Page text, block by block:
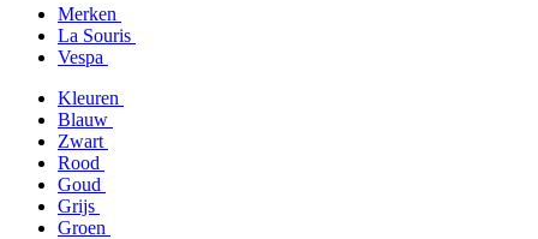
Merken
La Souris
Vespa
Kleuren
Blauw
Zwart
Rood
Goud
Grijs
Groen